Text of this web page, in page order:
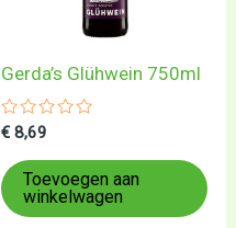
Gerda’s Glühwein 750ml
Gewaardeerd
uit
5
€ 8,69
Toevoegen aan
winkelwagen